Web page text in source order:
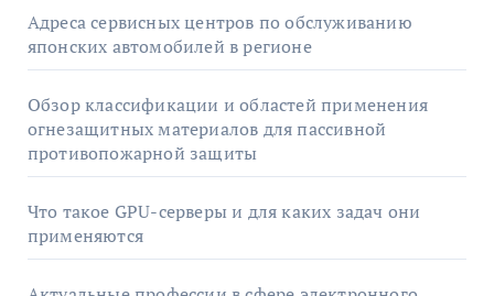
Адреса сервисных центров по обслуживанию
японских автомобилей в регионе
Обзор классификации и областей применения
огнезащитных материалов для пассивной
противопожарной защиты
Что такое GPU-серверы и для каких задач они
применяются